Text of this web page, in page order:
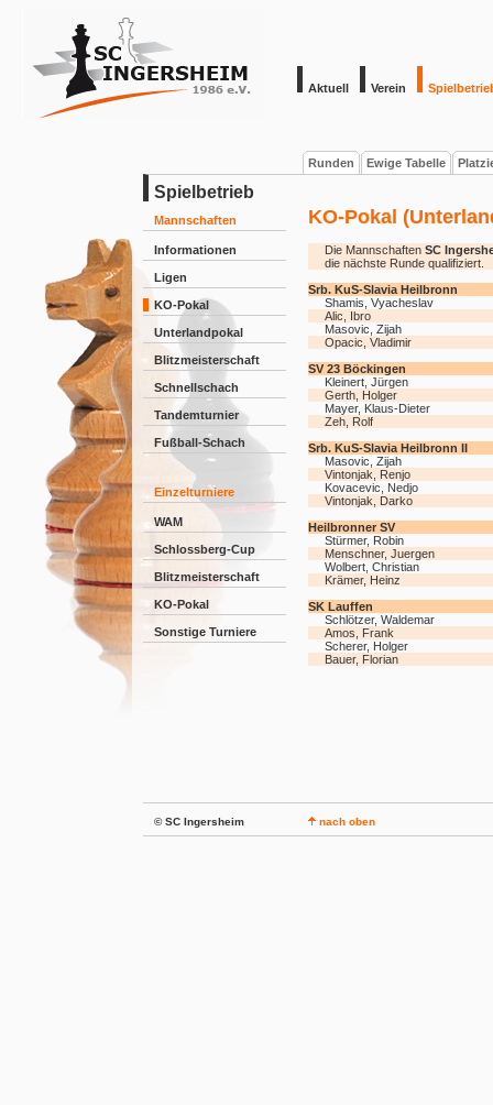
Aktuell Verein
Runden Ewige Tabelle
Spielbetrieb
Mannschaften
Informationen
Ligen
KO-Pokal
Unterlandpokal
Blitzmeisterschaft
Schnellschach
Tandemturnier
Fußball-Schach
Einzelturniere
WAM
Schlossberg-Cup
Blitzmeisterschaft
KO-Pokal
Sonstige Turniere
KO-Pokal
Die Mannschaften SC
die nächste Runde qualifiziert.
Srb. KuS-Slavia Heilbronn
Shamis, Vyacheslav
Alic, Ibro
Masovic, Zijah
Opacic, Vladimir
SV 23 Böckingen
Kleinert, Jürgen
Gerth, Holger
Mayer, Klaus-Dieter
Zeh, Rolf
Srb. KuS-Slavia Heilbronn II
Masovic, Zijah
Vintonjak, Renjo
Kovacevic, Nedjo
Vintonjak, Darko
Heilbronner SV
Stürmer, Robin
Menschner, Juergen
Wolbert, Christian
Krämer, Heinz
SK Lauffen
Schlötzer, Waldemar
Amos, Frank
Scherer, Holger
Bauer, Florian
© SC Ingersheim nach oben